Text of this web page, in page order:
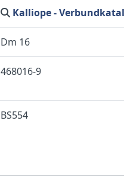
Kalliope -
Dm 16
468016-9
BS554